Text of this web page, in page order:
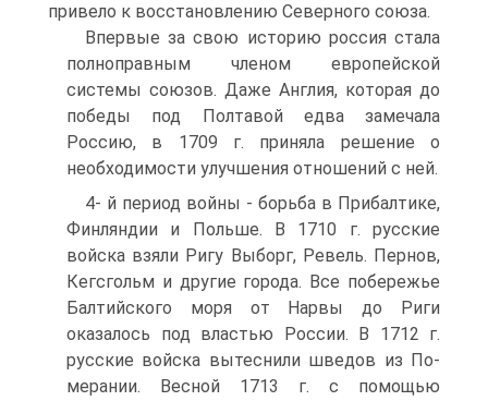
привело к восстановлению Северного союза.
Впервые за свою историю россия стала
полноправ­ным членом европейской
системы союзов. Даже Англия, которая до
победы под Полтавой едва замечала
Россию, в 1709 г. приняла решение о
необходимости улучшения от­ношений с ней.
4- й период войны - борьба в Прибалтике,
Финляндии и Польше. В 1710 г. русские
войска взяли Ригу Выборг, Ревель. Пернов,
Кегсгольм и другие города. Все побережье
Балтийского моря от Нарвы до Риги
оказалось под властью России. В 1712 г.
русские войска вытеснили шведов из По­
мерании. Весной 1713 г. с помощью